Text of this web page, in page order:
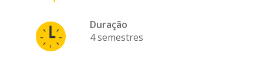
Duração
4 semestres